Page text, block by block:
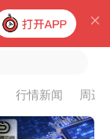
行情新闻 周边